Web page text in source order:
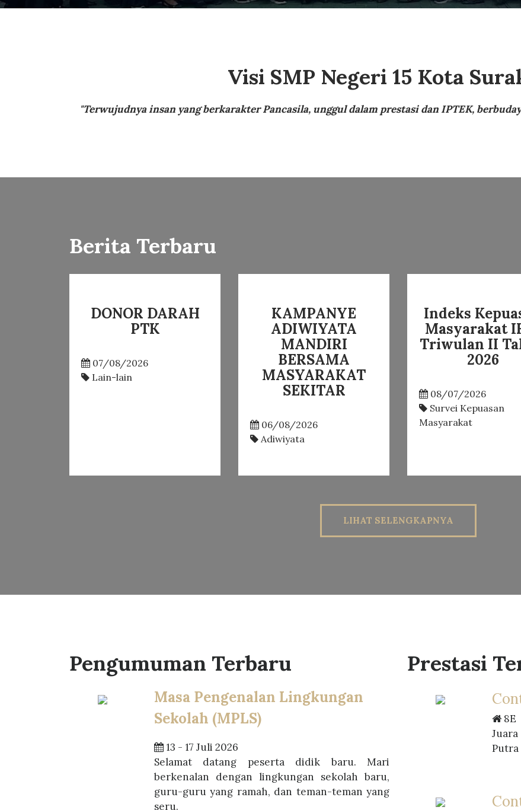
Visi SMP Negeri 15 Kota
"Terwujudnya insan yang berkarakter Pancasila, unggul dalam prestasi dan IPTEK,
Berita Terbaru
DONOR DARAH
PTK
07/08/2026
Lain-lain
KAMPANYE
ADIWIYATA
MANDIRI
BERSAMA
MASYARAKAT
SEKITAR
06/08/2026
Adiwiyata
Indeks
Masyarakat
Triwulan II
2026
08/07/2026
Survei Kepuasan
Masyarakat
LIHAT SELENGKAPNYA
Pengumuman Terbaru
Masa Pengenalan Lingkungan
Sekolah (MPLS)
13 - 17 Juli 2026
Selamat datang peserta didik baru. Mari
berkenalan dengan lingkungan sekolah baru,
guru-guru yang ramah, dan teman-teman yang
seru.
Prestasi
8E
Putra